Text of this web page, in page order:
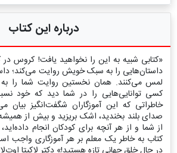
درباره این کتاب
«کتابی شبیه به این را نخواهید یافت! کروس
داستان‌هایی را به سبک خویش روایت می‌کند؛
لمس می‌کنند. همان نخستین روایت شما را
کسی توانایی‌هایی را در شما دید که خود
خاطراتی که این آموزگاران شگفت‌انگیز بیان
صدای بلند بخندید، اشک بریزید و بیش از
از شما و از هر آنچه برای کودکان انجام
کتاب به خاطر یک معلم بر هر آموزگاری واجب